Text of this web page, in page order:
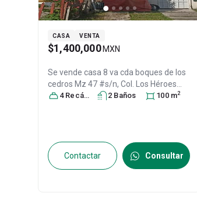
CASA VENTA
$1,400,000 MXN
Se vende casa 8 va cda boques de los
cedros Mz 47 #s/n, Col. Los Héroes
Tecámac II,
Tecámac, México, México
4 Recámara s 2 Baños 100 m2
Contactar Consultar